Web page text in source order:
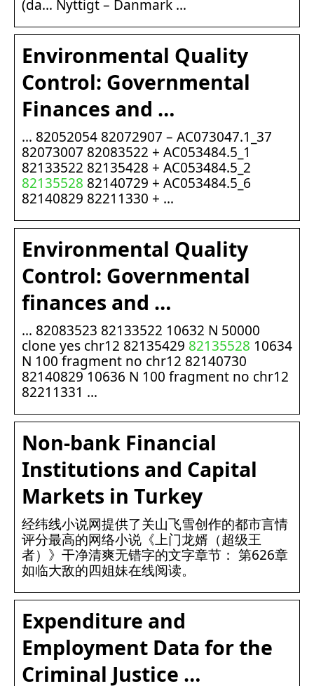
(da… Nyttigt – Danmark …
Environmental Quality
Control: Governmental
Finances and …
… 82052054 82072907 – AC073047.1_37
82073007 82083522 + AC053484.5_1
82133522 82135428 + AC053484.5_2
82135528 82140729 + AC053484.5_6
82140829 82211330 + …
Environmental Quality
Control: Governmental
finances and …
… 82083523 82133522 10632 N 50000
clone yes chr12 82135429 82135528 10634
N 100 fragment no chr12 82140730
82140829 10636 N 100 fragment no chr12
82211331 …
Non-bank Financial
Institutions and Capital
Markets in Turkey
经纬线小说网提供了关山飞雪创作的都市言情
评分最高的网络小说《上门龙婿（超级王
者）》干净清爽无错字的文字章节： 第626章
如临大敌的四姐妹在线阅读。
Expenditure and
Employment Data for the
Criminal Justice …